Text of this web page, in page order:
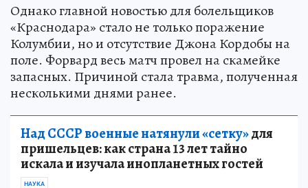
Однако главной новостью для болельщиков
«Краснодара» стало не только поражение
Колумбии, но и отсутствие Джона Кордобы на
поле. Форвард весь матч провел на скамейке
запасных. Причиной стала травма, полученная
несколькими днями ранее.
Над СССР военные натянули «сетку»для
пришельцев: как страна 13 лет тайно
искала и изучала инопланетных гостей
НАУКА